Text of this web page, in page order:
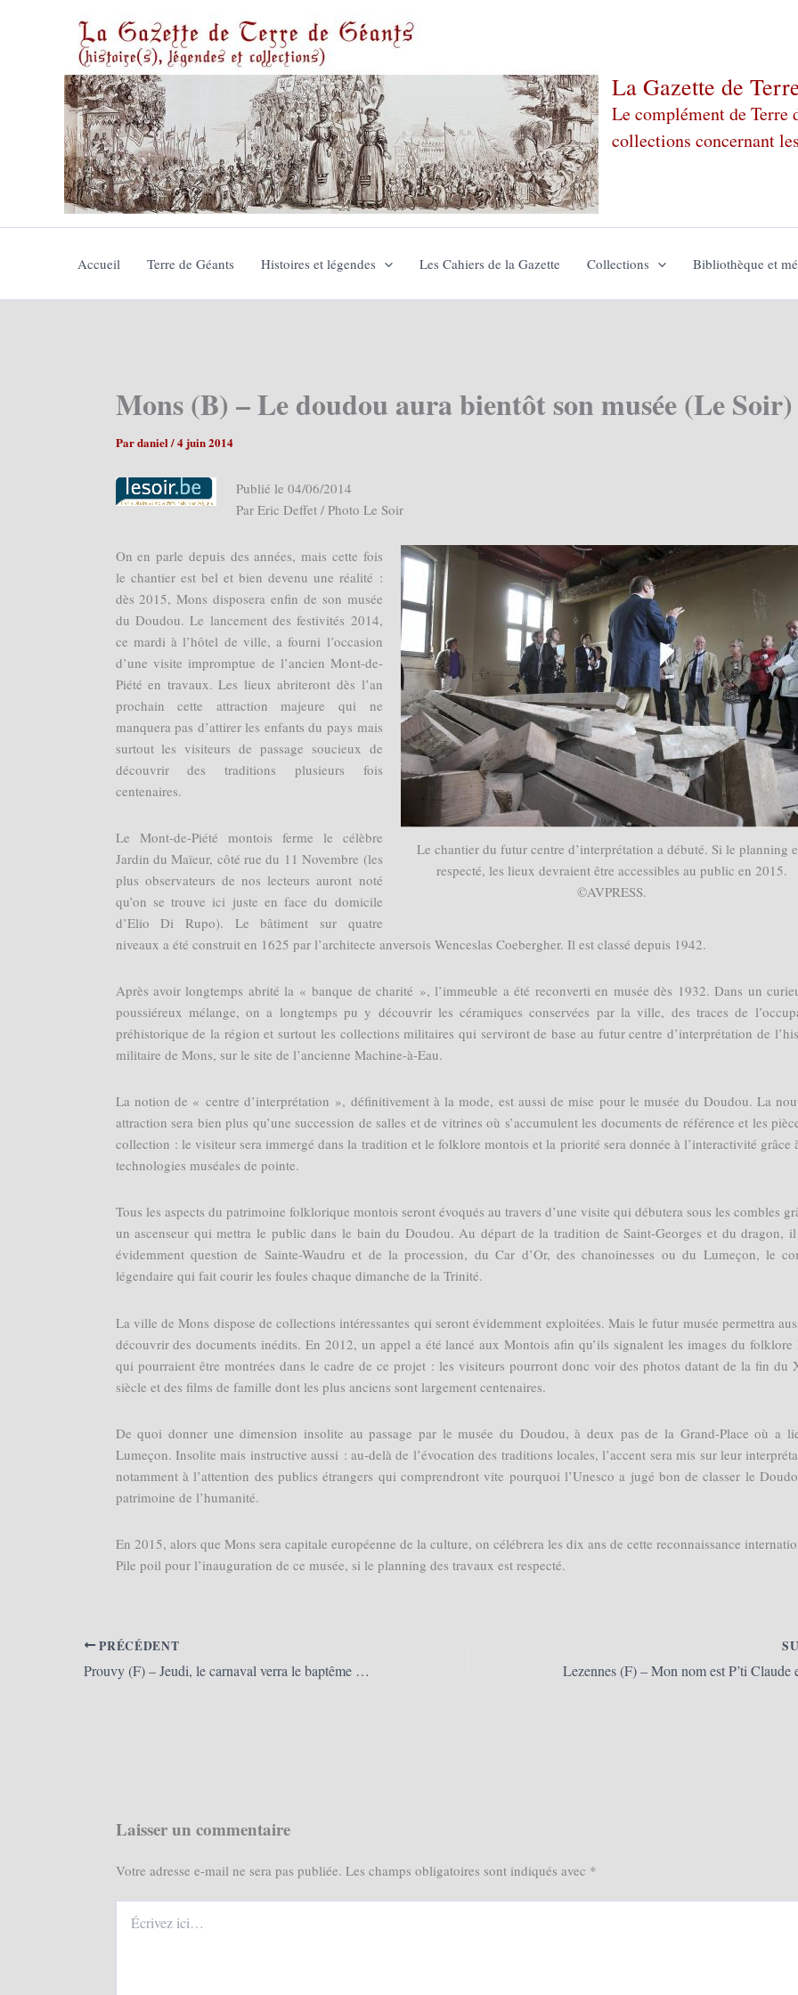
La Gazette de
Le complément de Terre
collections concernant
Accueil Terre de Géants Histoires et légendes Les Cahiers de la Gazette Collections Bibliothèque et
Mons (B) – Le doudou aura bientôt son musée (Le Soir)
Pardaniel /4 juin 2014
Publié le 04/06/2014
Par Eric Deffet / Photo Le Soir
Le chantier du futur centre d’interprétation a débuté. Si le planning
respecté, les lieux devraient être accessibles au public en 2015.
©AVPRESS.
On en parle depuis des années, mais cette fois
le chantier est bel et bien devenu une réalité :
dès 2015, Mons disposera enfin de son musée
du Doudou. Le lancement des festivités 2014,
ce mardi à l’hôtel de ville, a fourni l’occasion
d’une visite impromptue de l’ancien Mont-de-
Piété en travaux. Les lieux abriteront dès l’an
prochain cette attraction majeure qui ne
manquera pas d’attirer les enfants du pays mais
surtout les visiteurs de passage soucieux de
découvrir des traditions plusieurs fois
centenaires.
Le Mont-de-Piété montois ferme le célèbre
Jardin du Maïeur, côté rue du 11 Novembre (les
plus observateurs de nos lecteurs auront noté
qu’on se trouve ici juste en face du domicile
d’Elio Di Rupo). Le bâtiment sur quatre
niveaux a été construit en 1625 par l’architecte anversois Wenceslas Coebergher. Il est classé depuis 1942.
Après avoir longtemps abrité la « banque de charité », l’immeuble a été reconverti en musée dès 1932. Dans un
poussiéreux mélange, on a longtemps pu y découvrir les céramiques conservées par la ville, des traces de
préhistorique de la région et surtout les collections militaires qui serviront de base au futur centre d’interprétation de
militaire de Mons, sur le site de l’ancienne Machine-à-Eau.
La notion de « centre d’interprétation », définitivement à la mode, est aussi de mise pour le musée du Doudou. La
attraction sera bien plus qu’une succession de salles et de vitrines où s’accumulent les documents de référence et les
collection : le visiteur sera immergé dans la tradition et le folklore montois et la priorité sera donnée à l’interactivité grâce
technologies muséales de pointe.
Tous les aspects du patrimoine folklorique montois seront évoqués au travers d’une visite qui débutera sous les combles
un ascenseur qui mettra le public dans le bain du Doudou. Au départ de la tradition de Saint-Georges et du dragon, il
évidemment question de Sainte-Waudru et de la procession, du Car d’Or, des chanoinesses ou du Lumeçon, le
légendaire qui fait courir les foules chaque dimanche de la Trinité.
La ville de Mons dispose de collections intéressantes qui seront évidemment exploitées. Mais le futur musée permettra
découvrir des documents inédits. En 2012, un appel a été lancé aux Montois afin qu’ils signalent les images du folklore
qui pourraient être montrées dans le cadre de ce projet : les visiteurs pourront donc voir des photos datant de la fin du
siècle et des films de famille dont les plus anciens sont largement centenaires.
De quoi donner une dimension insolite au passage par le musée du Doudou, à deux pas de la Grand-Place où a
Lumeçon. Insolite mais instructive aussi : au-delà de l’évocation des traditions locales, l’accent sera mis sur leur
notamment à l’attention des publics étrangers qui comprendront vite pourquoi l’Unesco a jugé bon de classer le
patrimoine de l’humanité.
En 2015, alors que Mons sera capitale européenne de la culture, on célébrera les dix ans de cette reconnaissance
Pile poil pour l’inauguration de ce musée, si le planning des travaux est respecté.
PRÉCÉDENT
Prouvy (F) – Jeudi, le carnaval verra le baptême des géants jumeaux Théo et Léo (La Voix du Nord)
Laisser un commentaire
Votre adresse e-mail ne sera pas publiée. Les champs obligatoires sont indiqués avec *
ici…